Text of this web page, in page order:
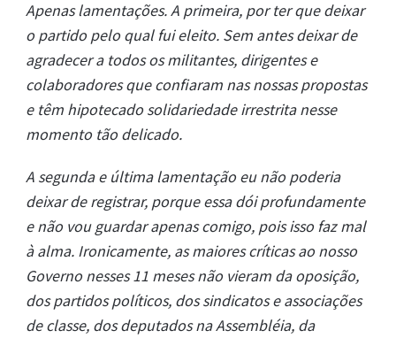
Apenas lamentações. A primeira, por ter que deixar
o partido pelo qual fui eleito. Sem antes deixar de
agradecer a todos os militantes, dirigentes e
colaboradores que confiaram nas nossas propostas
e têm hipotecado solidariedade irrestrita nesse
momento tão delicado.
A segunda e última lamentação eu não poderia
deixar de registrar, porque essa dói profundamente
e não vou guardar apenas comigo, pois isso faz mal
à alma. Ironicamente, as maiores críticas ao nosso
Governo nesses 11 meses não vieram da oposição,
dos partidos políticos, dos sindicatos e associações
de classe, dos deputados na Assembléia, da